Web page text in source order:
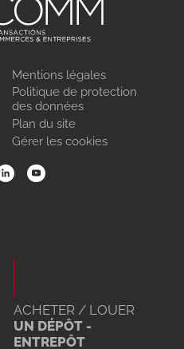
Mentions légales
Politique de protection
des données
Plan du site
Gérer les cookies
ACHETER / LOUER
UN DÉPÔT -
ENTREPÔT